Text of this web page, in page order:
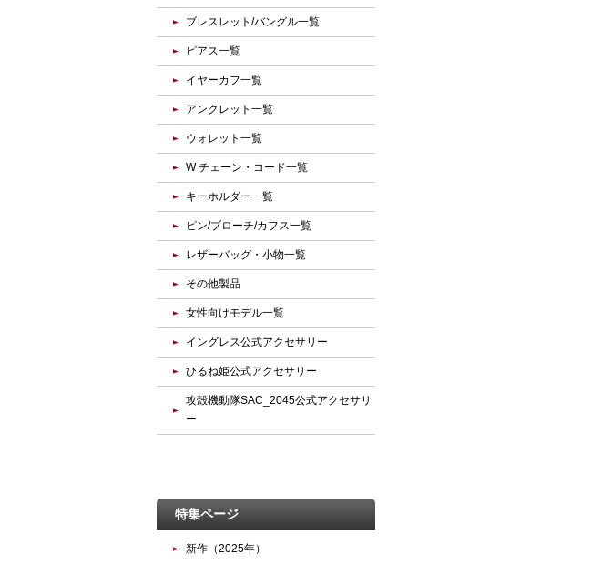
ブレスレット/バングル一覧
ピアス一覧
イヤーカフ一覧
アンクレット一覧
ウォレット一覧
W チェーン・コード一覧
キーホルダー一覧
ピン/ブローチ/カフス一覧
レザーバッグ・小物一覧
その他製品
女性向けモデル一覧
イングレス公式アクセサリー
ひるね姫公式アクセサリー
攻殻機動隊SAC_2045公式アクセサリ
ー
特集ページ
新作（2025年）